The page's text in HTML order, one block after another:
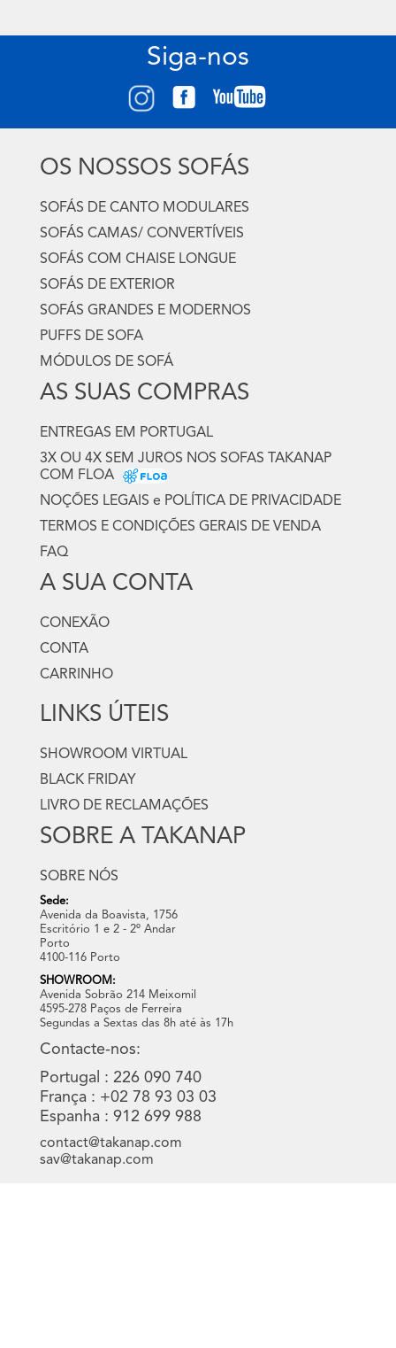
Siga-nos
OS NOSSOS SOFÁS
SOFÁS DE CANTO MODULARES
SOFÁS CAMAS/ CONVERTÍVEIS
SOFÁS COM CHAISE LONGUE
SOFÁS DE EXTERIOR
SOFÁS GRANDES E MODERNOS
PUFFS DE SOFA
MÓDULOS DE SOFÁ
AS SUAS COMPRAS
ENTREGAS EM PORTUGAL
3X OU 4X SEM JUROS NOS SOFAS TAKANAP
COM FLOA
NOÇÕES LEGAIS e POLÍTICA DE PRIVACIDADE
TERMOS E CONDIÇÕES GERAIS DE VENDA
FAQ
A SUA CONTA
CONEXÃO
CONTA
CARRINHO
LINKS ÚTEIS
SHOWROOM VIRTUAL
BLACK FRIDAY
LIVRO DE RECLAMAÇÕES
SOBRE A TAKANAP
SOBRE NÓS
Sede:
Avenida da Boavista, 1756
Escritório 1 e 2 - 2º Andar
Porto
4100-116 Porto
SHOWROOM:
Avenida Sobrão 214 Meixomil
4595-278 Paços de Ferreira
Segundas a Sextas das 8h até às 17h
Contacte-nos:
Portugal : 226 090 740
França : +02 78 93 03 03
Espanha : 912 699 988
contact@takanap.com
sav@takanap.com